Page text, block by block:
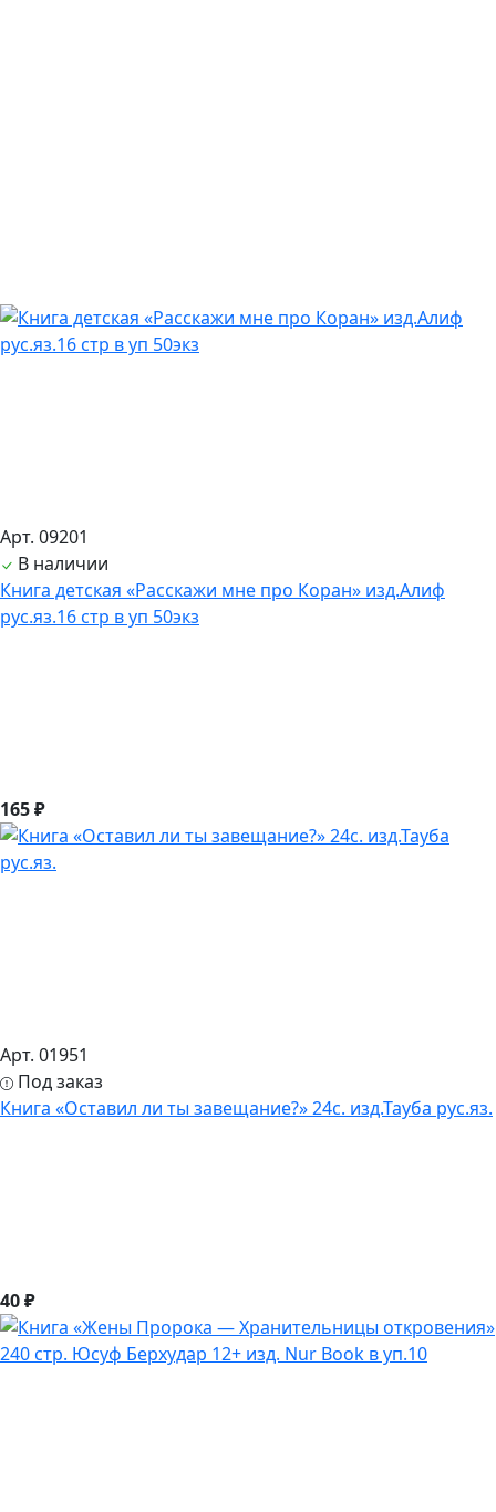
Арт. 09201
В наличии
Книга детская «Расскажи мне про Коран» изд.Алиф
рус.яз.16 стр в уп 50экз
165 ₽
Арт. 01951
Под заказ
Книга «Оставил ли ты завещание?» 24с. изд.Тауба рус.яз.
40 ₽